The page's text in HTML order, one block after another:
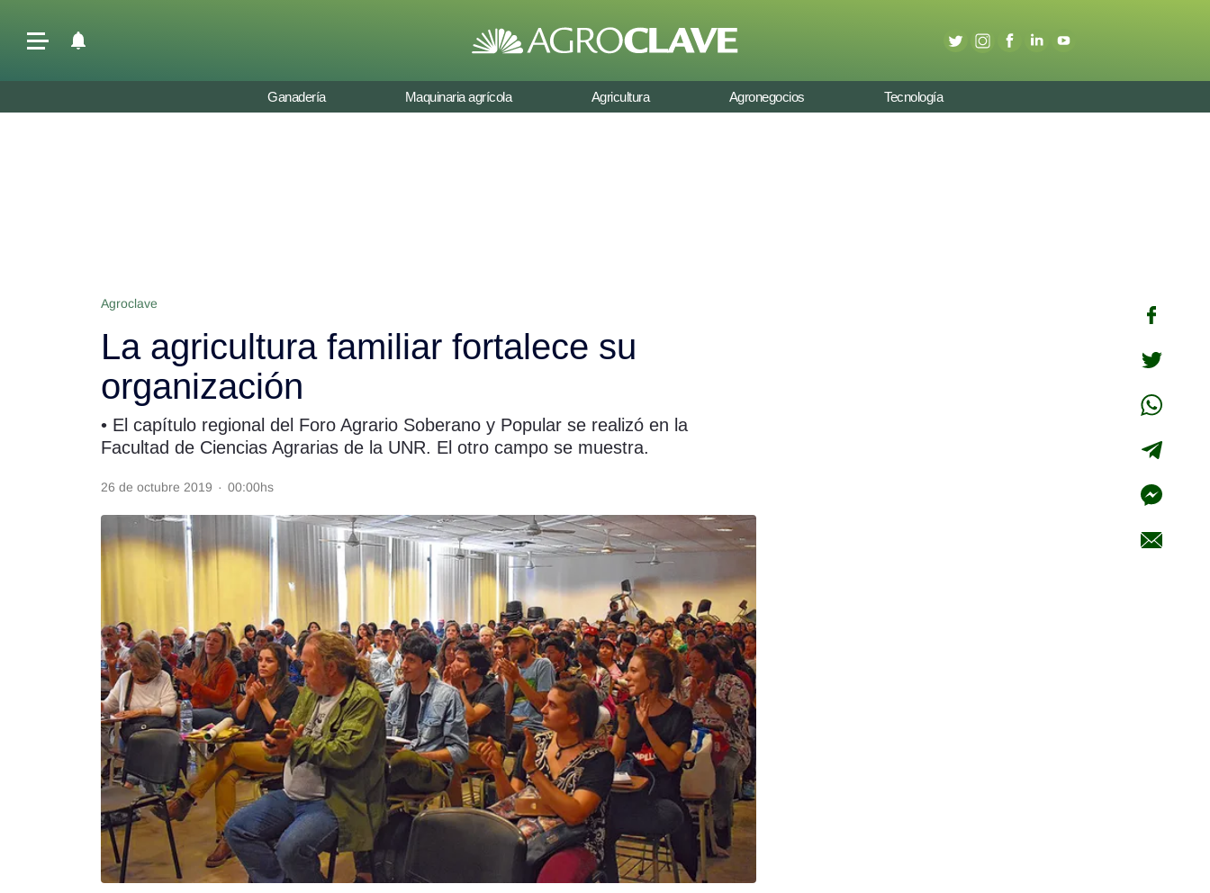
Seguinos
Ganadería Maquinaria agrícola Agricultura Agronegocios Tecnología
Agroclave
La agricultura familiar fortalece su
organización
• El capítulo regional del Foro Agrario Soberano y Popular se realizó en la
Facultad de Ciencias Agrarias de la UNR. El otro campo se muestra.
26 de octubre 2019 · 00:00hs